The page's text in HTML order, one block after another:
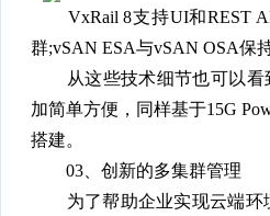
VxRail 8支持UI和REST
群;vSAN ESA与vSAN OSA保
从这些技术细节也可以看到
加简单方便，同样基于15G
搭建。
03、创新的多集群管理
为了帮助企业实现云端环境